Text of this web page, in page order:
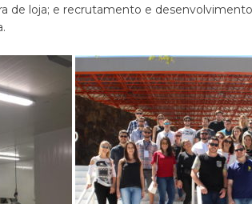
de loja; e recrutamento e